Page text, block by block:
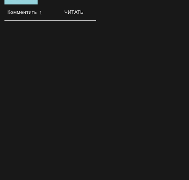
ЧИТАТЬ
Комментить 1